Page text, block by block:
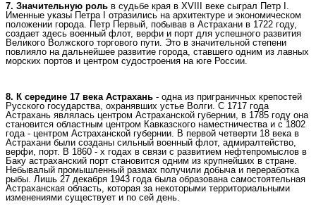
7. Значительную роль в судьбе края в XVIII веке сыграл Петр I.
Именные указы Петра I отразились на архитектуре и экономическом
положении города. Петр Первый, побывав в Астрахани в 1722 году,
создает здесь военный флот, верфи и порт для успешного развития
Великого Волжского торгового пути. Это в значительной степени
повлияло на дальнейшее развитие города, ставшего одним из лавных
морских портов и центром судостроения на юге России.
8. К середине 17 века Астрахань - одна из приграничных крепостей
Русского государства, охранявших устье Волги. С 1717 года
Астрахань являлась центром Астраханской губернии, в 1785 году она
становится областным центром Кавказского наместничества и с 1802
года - центром Астраханской губернии. В первой четверти 18 века в
Астрахани были созданы сильный военный флот, адмиралтейство,
верфи, порт. В 1860 - х годах в связи с развитием нефтепромыслов в
Баку астраханский порт становится одним из крупнейших в стране.
Небывалый промышленный размах получили добыча и переработка
рыбы. Лишь 27 декабря 1943 года была образована самостоятельная
Астраханская область, которая за некоторыми территориальными
изменениями существует и по сей день.